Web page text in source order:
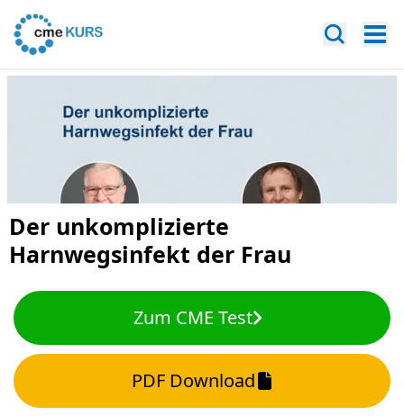
Der unkomplizierte
Harnwegsinfekt der Frau
Zum CME Test
PDF Download